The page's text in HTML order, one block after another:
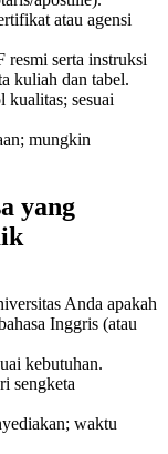
atau agensi
resmi serta instruksi
kuliah dan tabel.
kualitas; sesuai
mungkin
yang
Anda apakah
Inggris (atau
kebutuhan.
sengketa
waktu